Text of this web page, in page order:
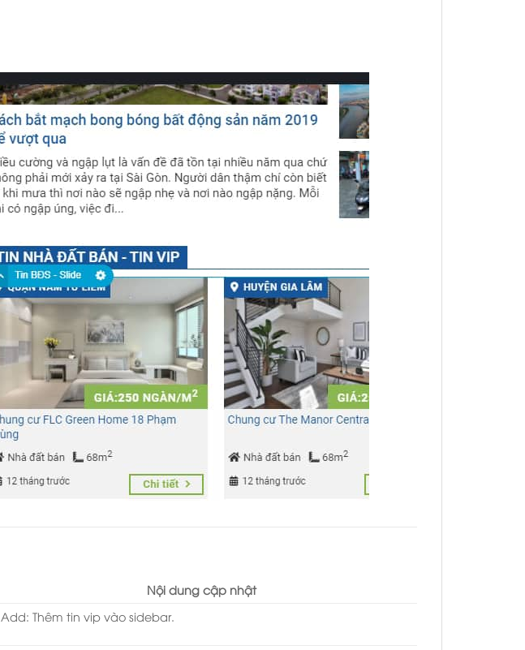
Nội dung cập nhật
Add: Thêm tin vip vào sidebar.